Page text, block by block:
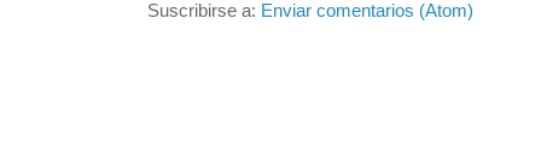
Suscribirse a: Enviar comentarios (Atom)